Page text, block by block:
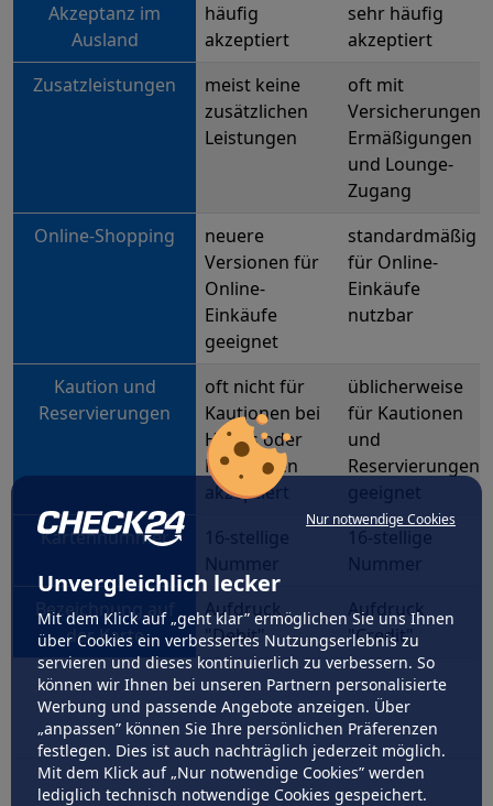
Nur notwendige Cookies
Unvergleichlich lecker
Mit dem Klick auf „geht klar” ermöglichen Sie uns Ihnen
über Cookies ein verbessertes Nutzungserlebnis zu
servieren und dieses kontinuierlich zu verbessern. So
können wir Ihnen bei unseren Partnern personalisierte
Werbung und passende Angebote anzeigen. Über
„anpassen” können Sie Ihre persönlichen Präferenzen
festlegen. Dies ist auch nachträglich jederzeit möglich.
Mit dem Klick auf „Nur notwendige Cookies” werden
lediglich technisch notwendige Cookies gespeichert.
Akzeptanz im
Ausland
häufig
akzeptiert
sehr häufig
akzeptiert
Zusatzleistungen
meist keine
zusätzlichen
Leistungen
oft mit
Versicherungen,
Ermäßigungen
und Lounge-
Zugang
Online-Shopping
neuere
Versionen für
Online-
Einkäufe
geeignet
standardmäßig
für Online-
Einkäufe
nutzbar
Kaution und
Reservierungen
oft nicht für
Kautionen bei
Hotels oder
Mietwagen
akzeptiert
üblicherweise
für Kautionen
und
Reservierungen
geeignet
Kartennummer
16-stellige
Nummer
16-stellige
Nummer
Bezeichnung auf
der Karte
Aufdruck
"Debit"
Aufdruck
"Credit"